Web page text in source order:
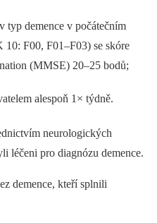
typ demence v počátečním
10: F00, F01–F03) se skóre
(MMSE) 20–25 bodů;
alespoň 1× týdně.
neurologických
léčeni pro dia­gnózu demence.
demence, kteří splnili